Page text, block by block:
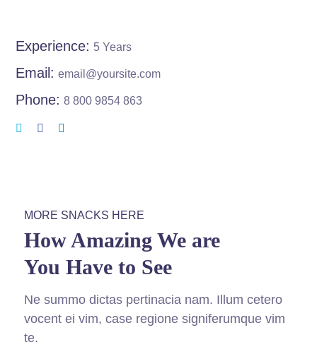
Experience: 5 Years
Email: email@yoursite.com
Phone: 8 800 9854 863
MORE SNACKS HERE
How Amazing We are
You Have to See
Ne summo dictas pertinacia nam. Illum cetero
vocent ei vim, case regione signiferumque vim
te.